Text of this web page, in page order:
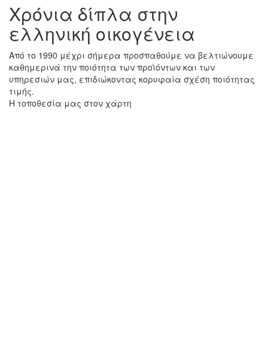
Χρόνια δίπλα στην
ελληνική οικογένεια
Από το 1990 μέχρι σήμερα προσπαθούμε να βελτιώνουμε
καθημερινά την ποιότητα των προϊόντων και των
υπηρεσιών μας, επιδιώκοντας κορυφαία σχέση ποιότητας
τιμής.
Η τοποθεσία μας στον χάρτη